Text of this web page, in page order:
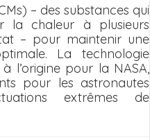
– des substances qui
la chaleur à plusieurs
– pour maintenir une
La technologie
l’origine pour la NASA,
pour les astronautes
extrêmes de